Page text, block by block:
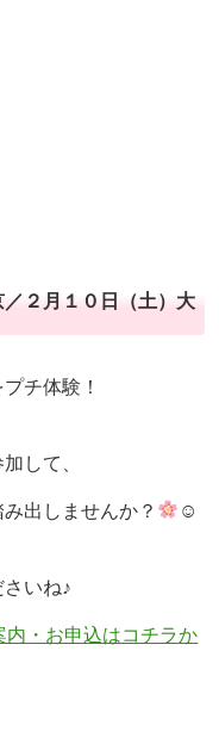
２月１０日（土）大
チ体験！
して、
出しませんか？ ☺
いね♪
・お申込はコチラか